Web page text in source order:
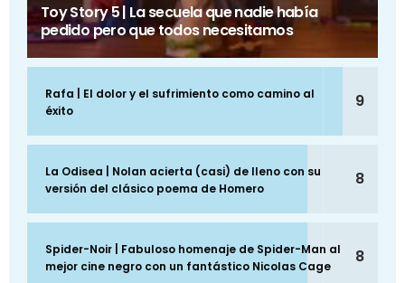
Toy Story 5 | La secuela que nadie había
pedido pero que todos necesitamos
Rafa | El dolor y el sufrimiento como camino al
éxito
9
La Odisea | Nolan acierta (casi) de lleno con su
versión del clásico poema de Homero
8
Spider-Noir | Fabuloso homenaje de Spider-Man al
mejor cine negro con un fantástico Nicolas Cage
8